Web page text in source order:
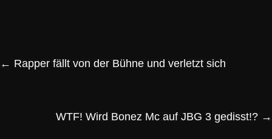
← Rapper fällt von der Bühne und verletzt sich
WTF! Wird Bonez Mc auf JBG 3 gedisst!? →